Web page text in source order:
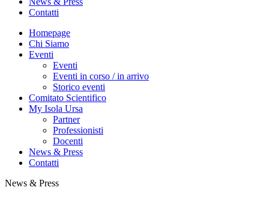
Contatti
Homepage
Chi Siamo
Eventi
Eventi
Eventi in corso / in arrivo
Storico eventi
Comitato Scientifico
My Isola Ursa
Partner
Professionisti
Docenti
News & Press
Contatti
News & Press